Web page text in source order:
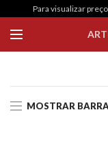
Para visualizar
MOSTRAR